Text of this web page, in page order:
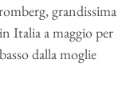
grandissima
Italia a maggio per
dalla moglie